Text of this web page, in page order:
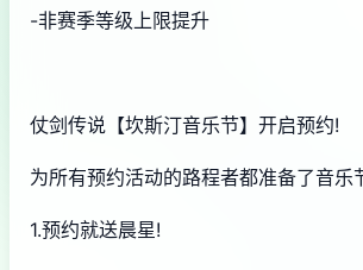
-非赛季等级上限提升
仗剑传说【坎斯汀音乐节】开启预约!
为所有预约活动的路程者都准备了音乐
1.预约就送晨星!